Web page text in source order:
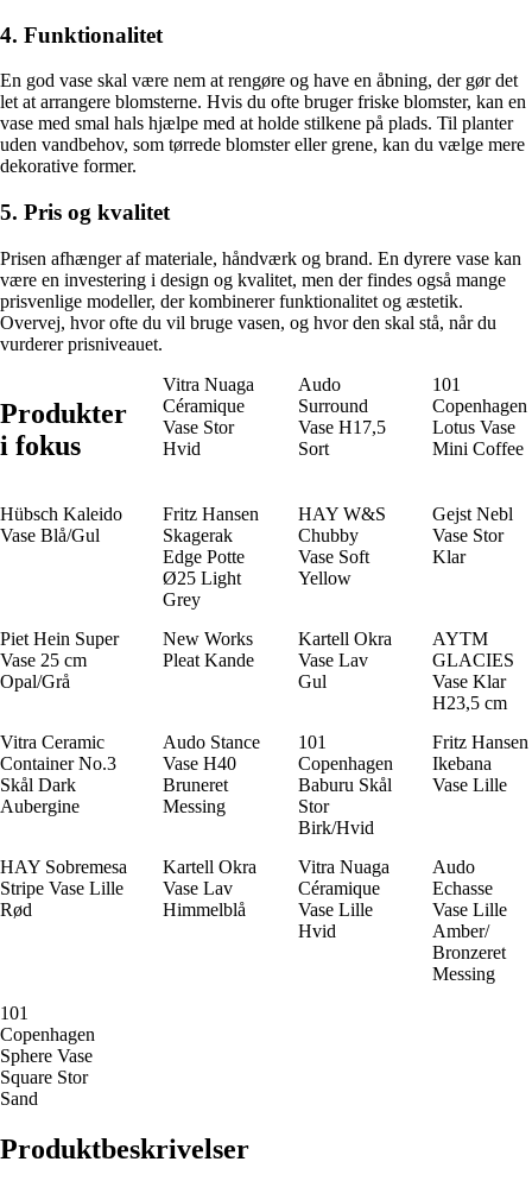
4. Funktionalitet
En god vase skal være nem at rengøre og have en åbning, der gør det
let at arrangere blomsterne. Hvis du ofte bruger friske blomster, kan en
vase med smal hals hjælpe med at holde stilkene på plads. Til planter
uden vandbehov, som tørrede blomster eller grene, kan du vælge mere
dekorative former.
5. Pris og kvalitet
Prisen afhænger af materiale, håndværk og brand. En dyrere vase kan
være en investering i design og kvalitet, men der findes også mange
prisvenlige modeller, der kombinerer funktionalitet og æstetik.
Overvej, hvor ofte du vil bruge vasen, og hvor den skal stå, når du
vurderer prisniveauet.
Produkter
i fokus
Vitra Nuaga
Céramique
Vase Stor
Hvid
Audo
Surround
Vase H17,5
Sort
101
Copenhagen
Lotus Vase
Mini Coffee
Hübsch Kaleido
Vase Blå/Gul
Fritz Hansen
Skagerak
Edge Potte
Ø25 Light
Grey
HAY W&S
Chubby
Vase Soft
Yellow
Gejst Nebl
Vase Stor
Klar
Piet Hein Super
Vase 25 cm
Opal/Grå
New Works
Pleat Kande
Kartell Okra
Vase Lav
Gul
AYTM
GLACIES
Vase Klar
H23,5 cm
Vitra Ceramic
Container No.3
Skål Dark
Aubergine
Audo Stance
Vase H40
Bruneret
Messing
101
Copenhagen
Baburu Skål
Stor
Birk/Hvid
Fritz Hansen
Ikebana
Vase Lille
HAY Sobremesa
Stripe Vase Lille
Rød
Kartell Okra
Vase Lav
Himmelblå
Vitra Nuaga
Céramique
Vase Lille
Hvid
Audo
Echasse
Vase Lille
Amber/
Bronzeret
Messing
101
Copenhagen
Sphere Vase
Square Stor
Sand
Produktbeskrivelser